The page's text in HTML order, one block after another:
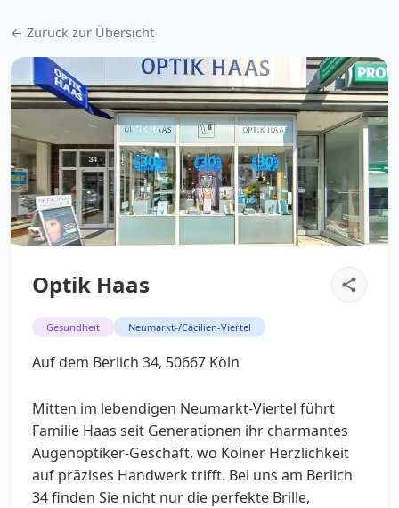
← Zurück zur Übersicht
Optik Haas
Gesundheit Neumarkt-/Cäcilien-Viertel
Auf dem Berlich 34, 50667 Köln
Mitten im lebendigen Neumarkt-Viertel führt
Familie Haas seit Generationen ihr charmantes
Augenoptiker-Geschäft, wo Kölner Herzlichkeit
auf präzises Handwerk trifft. Bei uns am Berlich
34 finden Sie nicht nur die perfekte Brille,